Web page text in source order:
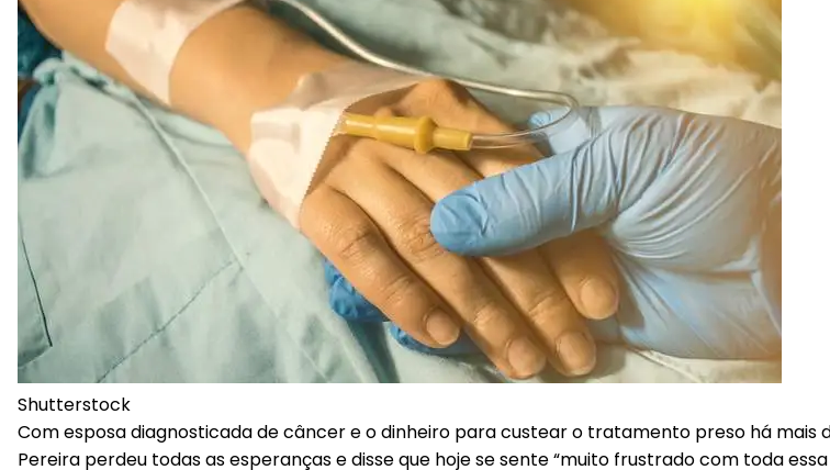
Shutterstock
Com esposa diagnosticada de câncer e o dinheiro para custear o tratamento preso há mais
Pereira perdeu todas as esperanças e disse que hoje se sente “muito frustrado com toda essa